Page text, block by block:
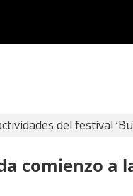
del festival
comienzo a